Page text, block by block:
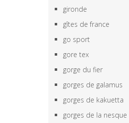
gironde
gîtes de france
go sport
gore tex
gorge du fier
gorges de galamus
gorges de kakuetta
gorges de la nesque